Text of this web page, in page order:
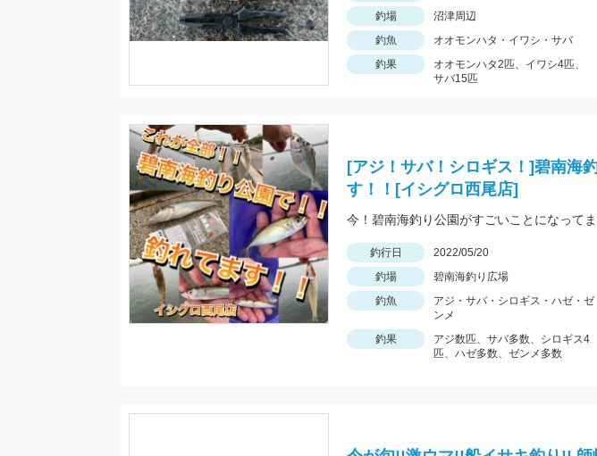
釣場
沼津周辺
釣魚
オオモンハタ・イワシ・サバ
釣果
オオモンハタ2匹、イワシ4匹、
サバ15匹
[アジ！サバ！シロギス！]碧南海
す！！[イシグロ西尾店]
釣行日 2022/05/20
釣場
碧南海釣り広場
釣魚
アジ・サバ・シロギス・ハゼ・ゼ
ンメ
釣果
アジ数匹、サバ多数、シロギス4
匹、ハゼ多数、ゼンメ多数